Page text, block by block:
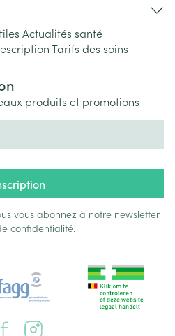
Actualités santé
Tarifs des soins
produits et promotions
vous abonnez à notre newsletter
confidentialité.